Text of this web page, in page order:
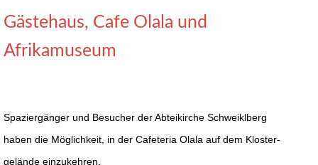
Gästehaus, Cafe Olala und
Afrikamuseum
Spaziergänger und Besucher der Abteikirche Schweiklberg
haben die Möglichkeit, in der Cafeteria Olala auf dem Kloster-
gelände einzukehren.